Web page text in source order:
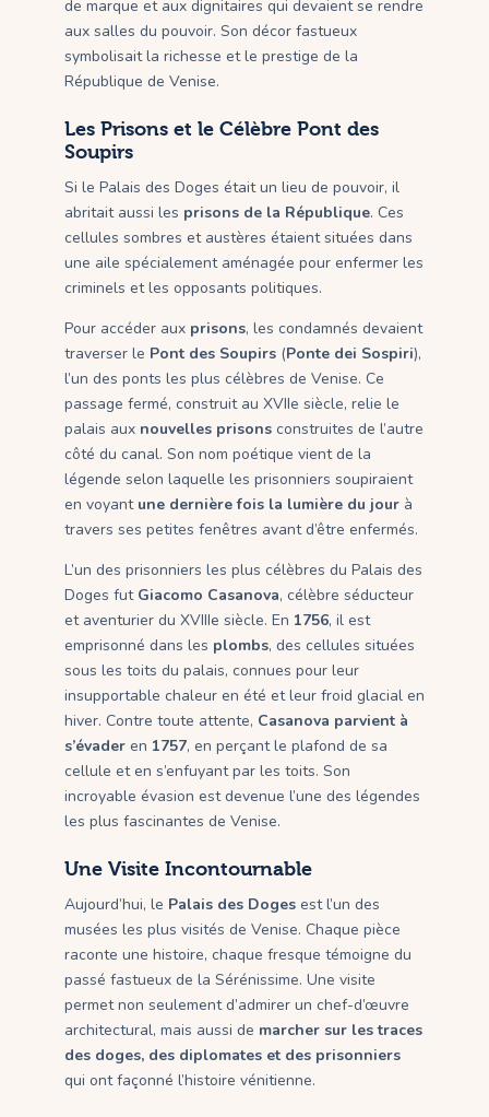
de marque et aux dignitaires qui devaient se rendre
aux salles du pouvoir. Son décor fastueux
symbolisait la richesse et le prestige de la
République de Venise.
Les Prisons et le Célèbre Pont des
Soupirs
Si le Palais des Doges était un lieu de pouvoir, il
abritait aussi les prisons de la République. Ces
cellules sombres et austères étaient situées dans
une aile spécialement aménagée pour enfermer les
criminels et les opposants politiques.
Pour accéder aux prisons, les condamnés devaient
traverser le Pont des Soupirs (Ponte dei Sospiri),
l’un des ponts les plus célèbres de Venise. Ce
passage fermé, construit au XVIIe siècle, relie le
palais aux nouvelles prisons construites de l’autre
côté du canal. Son nom poétique vient de la
légende selon laquelle les prisonniers soupiraient
en voyant une dernière fois la lumière du jour à
travers ses petites fenêtres avant d’être enfermés.
L’un des prisonniers les plus célèbres du Palais des
Doges fut Giacomo Casanova, célèbre séducteur
et aventurier du XVIIIe siècle. En 1756, il est
emprisonné dans les plombs, des cellules situées
sous les toits du palais, connues pour leur
insupportable chaleur en été et leur froid glacial en
hiver. Contre toute attente, Casanova parvient à
s’évader en 1757, en perçant le plafond de sa
cellule et en s’enfuyant par les toits. Son
incroyable évasion est devenue l’une des légendes
les plus fascinantes de Venise.
Une Visite Incontournable
Aujourd’hui, le Palais des Doges est l’un des
musées les plus visités de Venise. Chaque pièce
raconte une histoire, chaque fresque témoigne du
passé fastueux de la Sérénissime. Une visite
permet non seulement d’admirer un chef-d’œuvre
architectural, mais aussi de marcher sur les traces
des doges, des diplomates et des prisonniers
qui ont façonné l’histoire vénitienne.